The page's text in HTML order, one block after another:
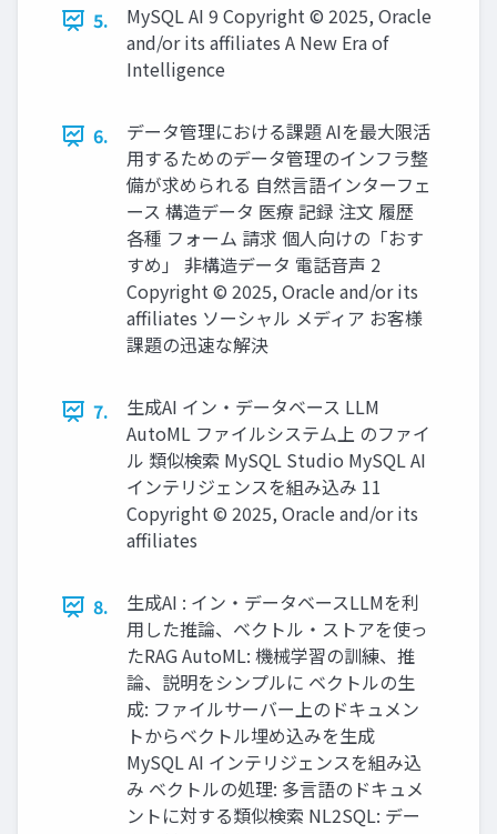
5.
MySQL AI 9 Copyright © 2025, Oracle
and/or its affiliates A New Era of
Intelligence
6.
データ管理における課題 AIを最大限活
用するためのデータ管理のインフラ整
備が求められる 自然言語インターフェ
ース 構造データ 医療 記録 注文 履歴
各種 フォーム 請求 個人向けの「おす
すめ」 非構造データ 電話音声 2
Copyright © 2025, Oracle and/or its
affiliates ソーシャル メディア お客様
課題の迅速な解決
7.
生成AI イン・データベース LLM
AutoML ファイルシステム上 のファイ
ル 類似検索 MySQL Studio MySQL AI
インテリジェンスを組み込み 11
Copyright © 2025, Oracle and/or its
affiliates
8.
生成AI : イン・データベースLLMを利
用した推論、ベクトル・ストアを使っ
たRAG AutoML: 機械学習の訓練、推
論、説明をシンプルに ベクトルの生
成: ファイルサーバー上のドキュメン
トからベクトル埋め込みを生成
MySQL AI インテリジェンスを組み込
み ベクトルの処理: 多言語のドキュメ
ントに対する類似検索 NL2SQL: デー